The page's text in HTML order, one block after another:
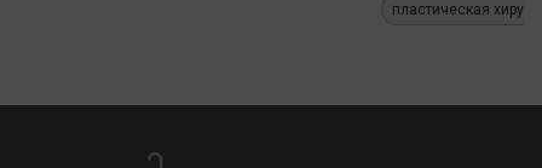
пластическая